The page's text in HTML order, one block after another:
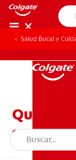
Salud Bucal y
Qué usar